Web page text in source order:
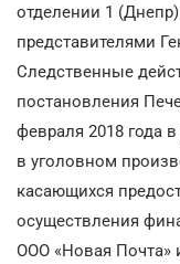
отделении 1
представителями
Следственные
постановления
февраля 2018 года
в уголовном
касающихся
осуществления
ООО «Новая Почта»